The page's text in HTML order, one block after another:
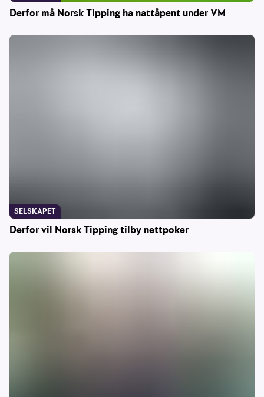
Derfor må Norsk Tipping ha nattåpent under VM
Derfor vil Norsk Tipping tilby nettpoker
SELSKAPET